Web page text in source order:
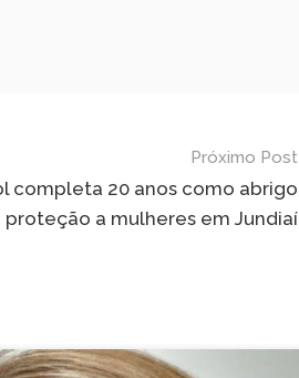
Próximo Post
completa 20 anos como abrigo
proteção a mulheres em Jundiaí